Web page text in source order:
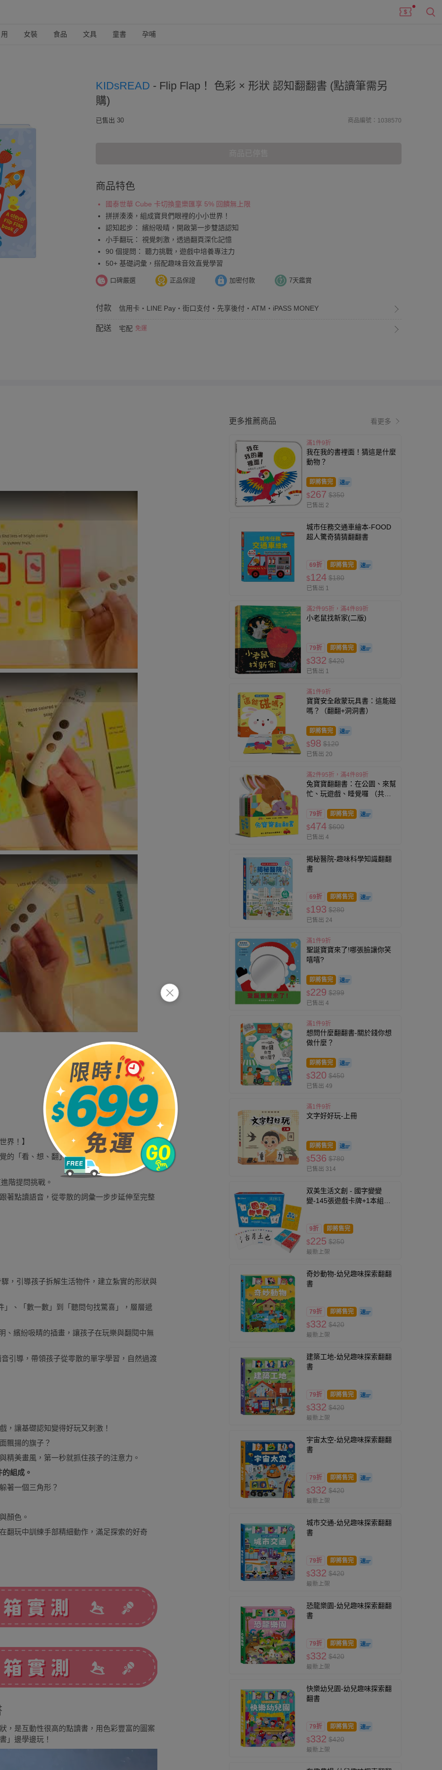
女裝 食品 文具 童書 孕哺
KIDsREAD - Flip Flap！ 色彩 × 形狀 認知翻翻書 (點讀筆需另
購)
已售出 30 商品編號：1038570
商品特色
國泰世華 Cube 卡切換童樂匯享 5% 回饋無上限
拼拼湊湊，組成寶貝們眼裡的小小世界！
認知起步： 繽紛吸睛，開啟第一步雙語認知
小手翻玩： 視覺刺激，透過翻頁深化記憶
90 個提問： 聽力挑戰，遊戲中培養專注力
50+ 基礎詞彙，搭配趣味音效直覺學習
口碑嚴選 正品保證 加密付款 7天鑑賞
付款 信用卡・LINE Pay・街口支付・先享後付・ATM・iPASS MONEY
配送 宅配 免運
界！】
的「看、想、翻」互動機制，帶領孩子從日常
階提問挑戰。
著點讀語音，從零散的詞彙一步步延伸至完整
，引導孩子拆解生活物件，建立紮實的形狀與
」、「數一數」到「聽問句找驚喜」，層層遞
、繽紛吸睛的插畫，讓孩子在玩樂與翻閱中無
引導，帶領孩子從零散的單字學習，自然過渡
，讓基礎認知變得好玩又刺激！
飄揚的旗子？
精美畫風，第一秒就抓住孩子的注意力。
組成。
著一個三角形？
顏色。
翻玩中訓練手部精細動作，滿足探索的好奇
，是互動性很高的點讀書，用色彩豐富的圖案
」邊學邊玩！
更多推薦商品 看更多
滿1件9折
我在我的書裡面！猜這是什麼
動物？
即將售完
$267 $350
已售出 2
城市任務交通車繪本-FOOD
超人驚奇猜猜翻翻書
69折 即將售完
$124 $180
已售出 1
滿2件95折，滿4件89折
小老鼠找新家(二版)
79折 即將售完
$332 $420
已售出 1
滿1件9折
寶寶安全啟蒙玩具書：這能碰
嗎？（翻翻+洞洞書）
即將售完
$98 $120
已售出 20
滿2件95折，滿4件89折
兔寶寶翻翻書：在公園、來幫
忙、玩遊戲、睡覺囉 （共四
79折 即將售完
$474 $600
已售出 4
揭秘醫院-趣味科學知識翻翻
書
69折 即將售完
$193 $280
已售出 24
滿1件9折
聖誕寶寶來了!哪張臉讓你笑
嘻嘻?
即將售完
$229 $299
已售出 4
滿1件9折
想問什麼翻翻書-關於錢你想
做什麼？
即將售完
$320 $450
已售出 49
滿1件9折
文字好好玩-上冊
即將售完
$536 $780
已售出 314
双美生活文創 - 國字變變
變-145張遊戲卡牌+1本組字
9折 即將售完
$225 $250
最新上架
奇妙動物-幼兒趣味探索翻翻
書
79折 即將售完
$332 $420
最新上架
建築工地-幼兒趣味探索翻翻
書
79折 即將售完
$332 $420
最新上架
宇宙太空-幼兒趣味探索翻翻
書
79折 即將售完
$332 $420
最新上架
城市交通-幼兒趣味探索翻翻
書
79折 即將售完
$332 $420
最新上架
恐龍樂園-幼兒趣味探索翻翻
書
79折 即將售完
$332 $420
最新上架
快樂幼兒園-幼兒趣味探索翻
翻書
79折 即將售完
$332 $420
最新上架